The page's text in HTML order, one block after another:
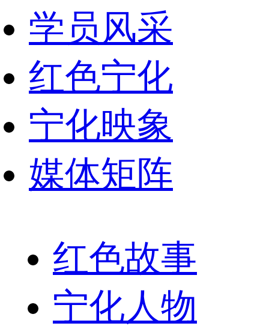
学员风采
红色宁化
宁化映象
媒体矩阵
红色故事
宁化人物